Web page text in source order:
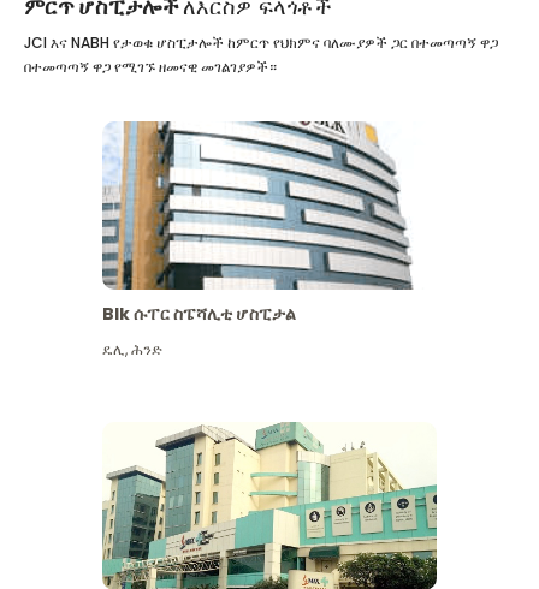
ምርጥ ሆስፒታሎችለእርስዎ ፍላጎቶች
JCI እና NABH የታወቁ ሆስፒታሎች ከምርጥ የህክምና ባለሙያዎች ጋር በተመጣጣኝ ዋጋ
በተመጣጣኝ ዋጋ የሚገኙ ዘመናዊ መገልገያዎች።
Blk ሱፐር ስፔሻሊቲ ሆስፒታል
ዴሊ,ሕንድ